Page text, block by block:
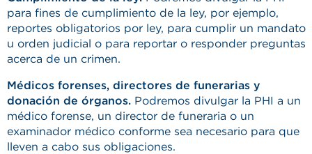
para fines de cumplimiento de la ley, por ejemplo,
reportes obligatorios por ley, para cumplir un mandato
u orden judicial o para reportar o responder preguntas
acerca de un crimen.
Médicos forenses, directores de funerarias y
donación de órganos. Podremos divulgar la PHI a un
médico forense, un director de funeraria o un
examinador médico conforme sea necesario para que
lleven a cabo sus obligaciones.